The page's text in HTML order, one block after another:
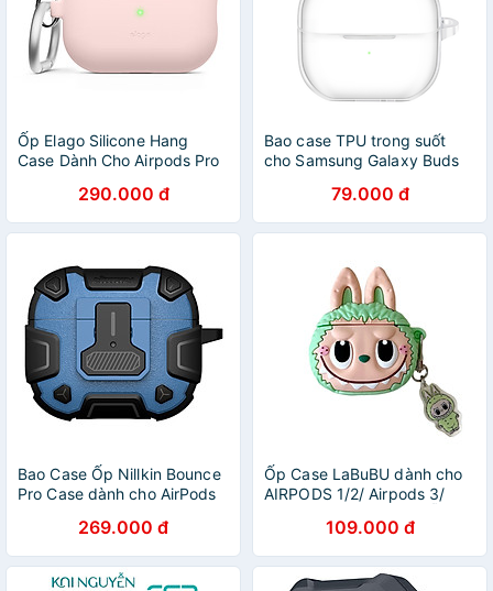
Ốp Elago Silicone Hang
Case Dành Cho Airpods Pro
290.000 đ
Bao case TPU trong suốt
cho Samsung Galaxy Buds
treo_ Hàng chính hãng
79.000 đ
Bao Case Ốp Nillkin Bounce
Pro Case dành cho AirPods
269.000 đ
Ốp Case LaBuBU dành cho
AIRPODS 1/2/ Airpods 3/
MỚI_ Hàng chính hãng
109.000 đ